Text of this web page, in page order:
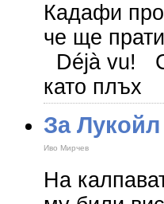
Кадафи
че ще
Déjà vu!
като плъх
За
Иво Мирчев
На